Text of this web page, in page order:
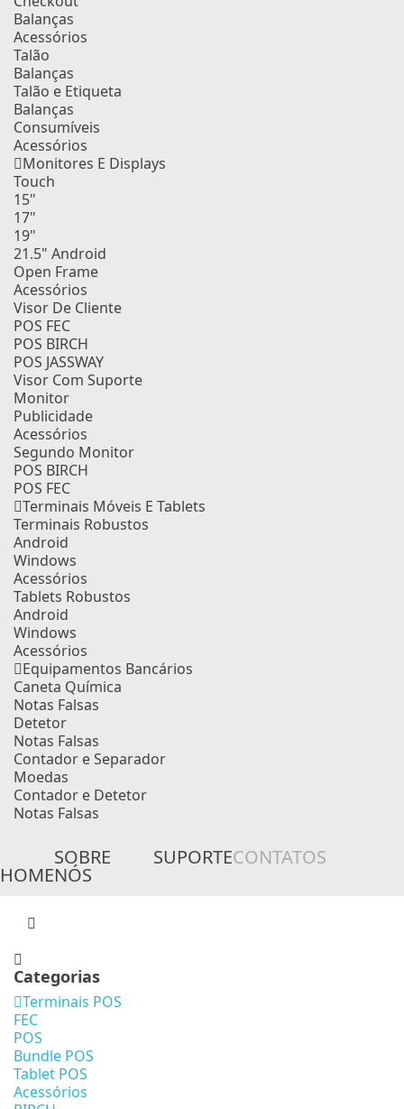
Balanças
Acessórios
Talão
Balanças
Talão e Etiqueta
Balanças
Consumíveis
Acessórios
Monitores E Displays
Touch
15"
17"
19"
21.5" Android
Open Frame
Acessórios
Visor De Cliente
POS FEC
POS BIRCH
POS JASSWAY
Visor Com Suporte
Monitor
Publicidade
Acessórios
Segundo Monitor
POS BIRCH
POS FEC
Terminais Móveis E Tablets
Terminais Robustos
Android
Windows
Acessórios
Tablets Robustos
Android
Windows
Acessórios
Equipamentos Bancários
Caneta Química
Notas Falsas
Detetor
Notas Falsas
Contador e Separador
Moedas
Contador e Detetor
Notas Falsas
HOME
SOBRE
NÓS
SUPORTECONTATOS
Categorias
Terminais POS
FEC
POS
Bundle POS
Tablet POS
Acessórios